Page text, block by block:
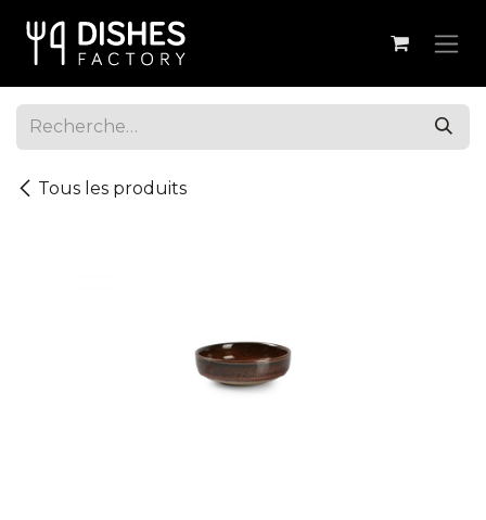
Tous les produits